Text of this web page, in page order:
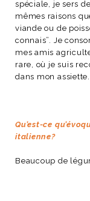
spéciale, je sers
mêmes raisons
viande ou de
connais”. Je
mes amis
rare, où je suis
dans mon assiette.
Qu’est-ce
italienne?
Beaucoup de